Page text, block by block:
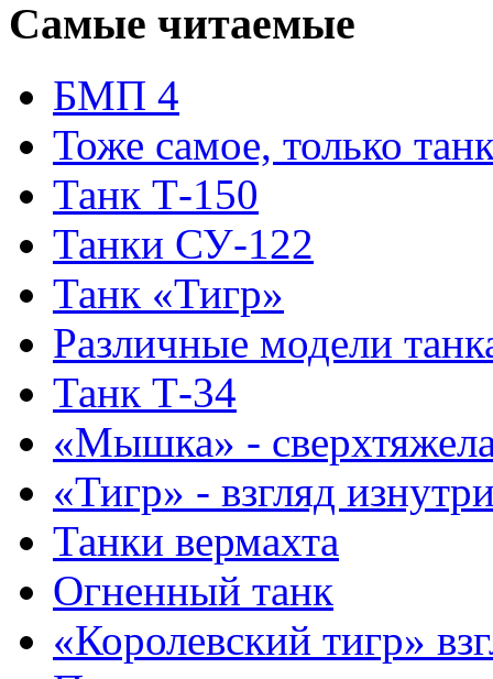
Самые читаемые
БМП 4
Тоже самое, только
Танк Т-150
Танки СУ-122
Танк «Тигр»
Различные модели
Танк Т-34
«Мышка» -
«Тигр» - взгляд
Танки вермахта
Огненный танк
«Королевский тигр»